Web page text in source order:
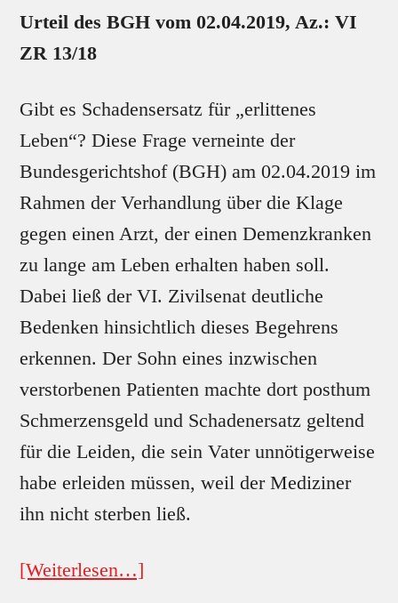
Urteil des BGH vom 02.04.2019, Az.: VI
ZR 13/18
Gibt es Schadensersatz für „erlittenes
Leben“? Diese Frage verneinte der
Bundesgerichtshof (BGH) am 02.04.2019 im
Rahmen der Verhandlung über die Klage
gegen einen Arzt, der einen Demenzkranken
zu lange am Leben erhalten haben soll.
Dabei ließ der VI. Zivilsenat deutliche
Bedenken hinsichtlich dieses Begehrens
erkennen. Der Sohn eines inzwischen
verstorbenen Patienten machte dort posthum
Schmerzensgeld und Schadenersatz geltend
für die Leiden, die sein Vater unnötigerweise
habe erleiden müssen, weil der Mediziner
ihn nicht sterben ließ.
[Weiterlesen…]